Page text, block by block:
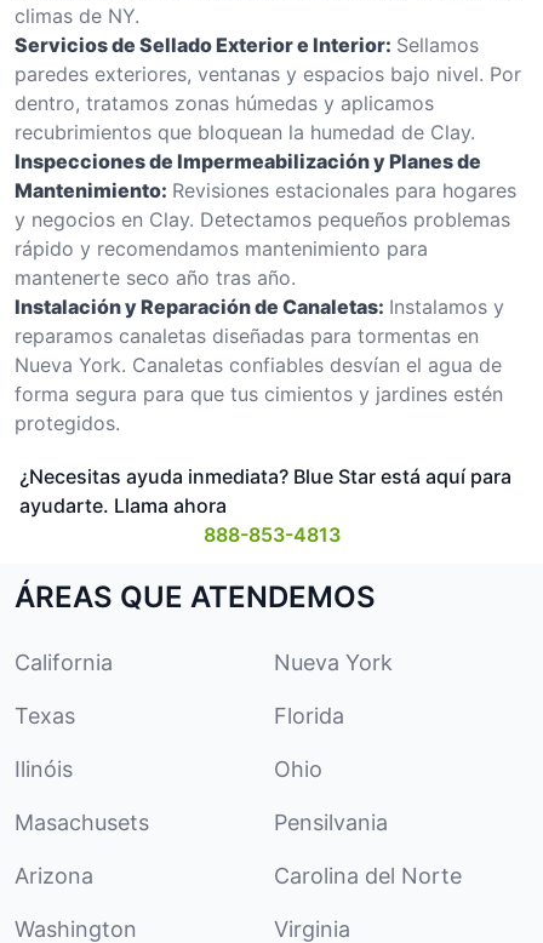
climas de NY.
Servicios de Sellado Exterior e Interior: Sellamos
paredes exteriores, ventanas y espacios bajo nivel. Por
dentro, tratamos zonas húmedas y aplicamos
recubrimientos que bloquean la humedad de Clay.
Inspecciones de Impermeabilización y Planes de
Mantenimiento: Revisiones estacionales para hogares
y negocios en Clay. Detectamos pequeños problemas
rápido y recomendamos mantenimiento para
mantenerte seco año tras año.
Instalación y Reparación de Canaletas: Instalamos y
reparamos canaletas diseñadas para tormentas en
Nueva York. Canaletas confiables desvían el agua de
forma segura para que tus cimientos y jardines estén
protegidos.
¿Necesitas ayuda inmediata? Blue Star está aquí para
ayudarte. Llama ahora
888-853-4813
ÁREAS QUE ATENDEMOS
California Nueva York
Texas Florida
Ilinóis Ohio
Masachusets Pensilvania
Arizona Carolina del Norte
Washington Virginia